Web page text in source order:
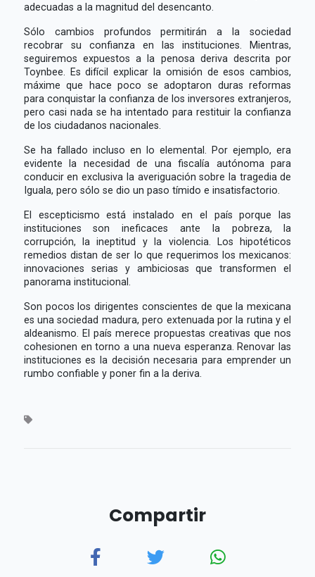
adecuadas a la magnitud del desencanto.
Sólo cambios profundos permitirán a la sociedad
recobrar su confianza en las instituciones. Mientras,
seguiremos expuestos a la penosa deriva descrita por
Toynbee. Es difícil explicar la omisión de esos cambios,
máxime que hace poco se adoptaron duras reformas
para conquistar la confianza de los inversores extranjeros,
pero casi nada se ha intentado para restituir la confianza
de los ciudadanos nacionales.
Se ha fallado incluso en lo elemental. Por ejemplo, era
evidente la necesidad de una fiscalía autónoma para
conducir en exclusiva la averiguación sobre la tragedia de
Iguala, pero sólo se dio un paso tímido e insatisfactorio.
El escepticismo está instalado en el país porque las
instituciones son ineficaces ante la pobreza, la
corrupción, la ineptitud y la violencia. Los hipotéticos
remedios distan de ser lo que requerimos los mexicanos:
innovaciones serias y ambiciosas que transformen el
panorama institucional.
Son pocos los dirigentes conscientes de que la mexicana
es una sociedad madura, pero extenuada por la rutina y el
aldeanismo. El país merece propuestas creativas que nos
cohesionen en torno a una nueva esperanza. Renovar las
instituciones es la decisión necesaria para emprender un
rumbo confiable y poner fin a la deriva.
Compartir